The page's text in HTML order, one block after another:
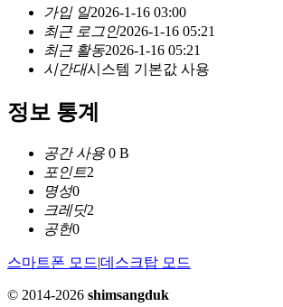
가입 일2026-1-16 03:00
최근 로그인2026-1-16 05:21
최근 활동2026-1-16 05:21
시간대시스템 기본값 사용
정보 통계
공간 사용 0 B
포인트2
명성0
크레딧2
공헌0
스마트폰 모드|데스크탑 모드
© 2014-2026 shimsangduk